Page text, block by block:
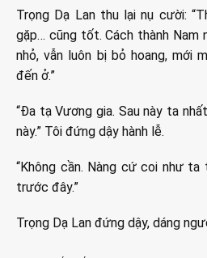
Trọng Dạ Lan thu lại nụ cười:
gặp… cũng tốt. Cách thành Nam
nhỏ, vẫn luôn bị bỏ hoang, mới
đến ở.”
“Đa tạ Vương gia. Sau này ta
này.” Tôi đứng dậy hành lễ.
“Không cần. Nàng cứ coi như
trước đây.”
Trọng Dạ Lan đứng dậy, dáng